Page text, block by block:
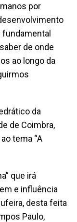
por
fundamental
de onde
ao longo da
da
de Coimbra,
tema “A
que irá
e influência
desta feita
Paulo,